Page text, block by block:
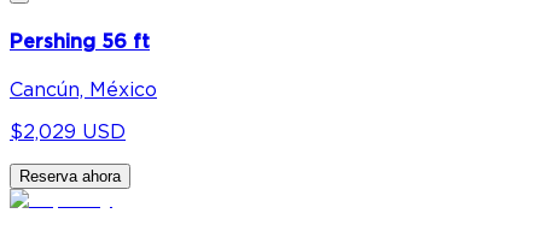
Pershing 56 ft
Cancún, México
$2,029 USD
Reserva ahora